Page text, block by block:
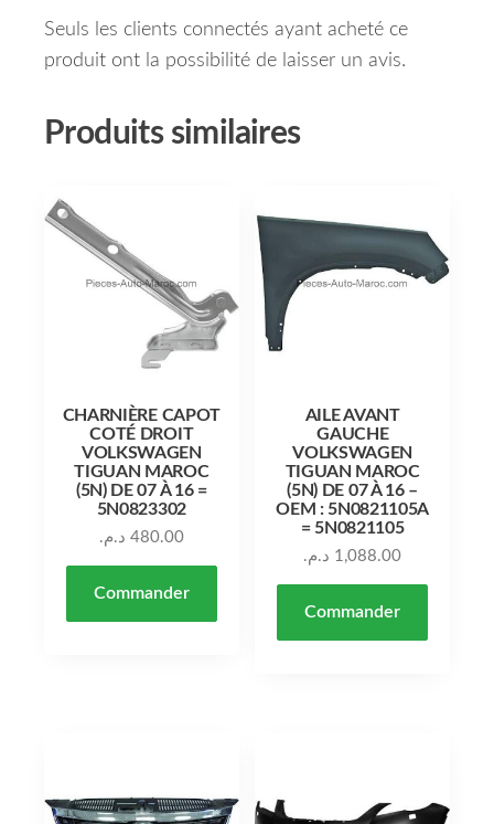
Seuls les clients connectés ayant acheté ce
produit ont la possibilité de laisser un avis.
Produits similaires
CHARNIÈRE CAPOT
COTÉ DROIT
VOLKSWAGEN
TIGUAN MAROC
(5N) DE 07 À 16 =
5N0823302
480.00 د.م.
Commander
AILE AVANT
GAUCHE
VOLKSWAGEN
TIGUAN MAROC
(5N) DE 07 À 16 –
OEM : 5N0821105A
= 5N0821105
1,088.00 د.م.
Commander